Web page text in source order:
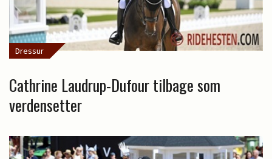
Dressur
Cathrine Laudrup-Dufour tilbage som
verdensetter